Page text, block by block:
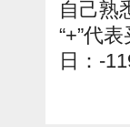
自己熟
“+”代
日：-